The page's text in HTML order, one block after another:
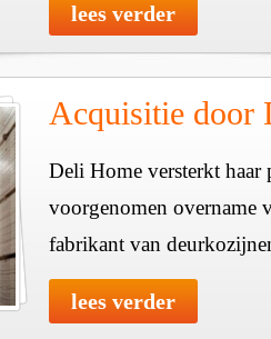
lees verder
Acquisitie door
Deli Home versterkt haar
voorgenomen overname
fabrikant van
lees verder